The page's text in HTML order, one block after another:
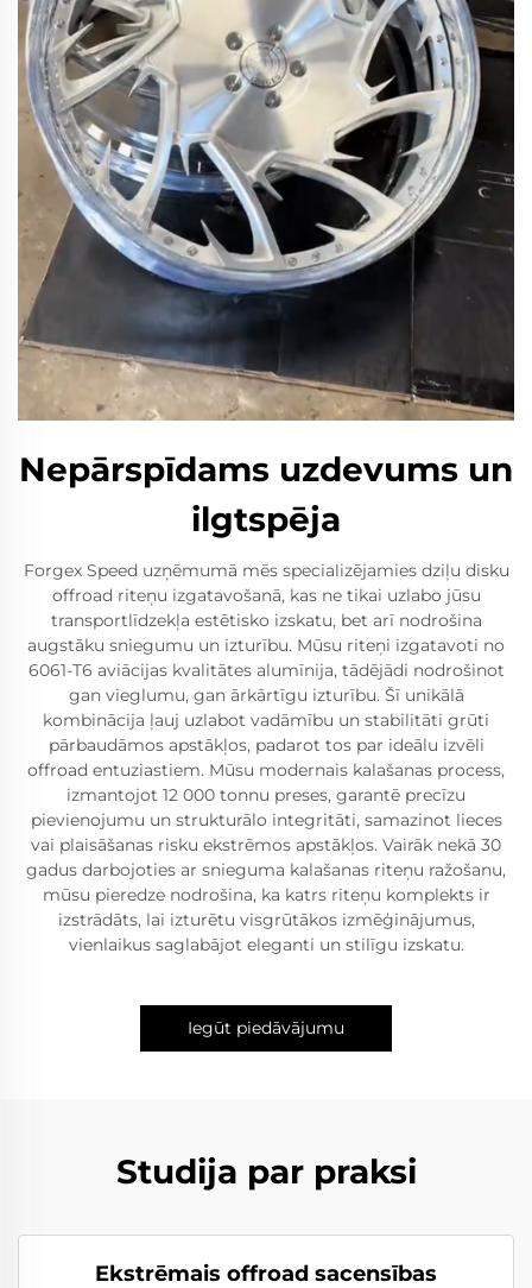
Nepārspīdams uzdevums un
ilgtspēja
Forgex Speed uzņēmumā mēs specializējamies dziļu disku
offroad riteņu izgatavošanā, kas ne tikai uzlabo jūsu
transportlīdzekļa estētisko izskatu, bet arī nodrošina
augstāku sniegumu un izturību. Mūsu riteņi izgatavoti no
6061-T6 aviācijas kvalitātes alumīnija, tādējādi nodrošinot
gan vieglumu, gan ārkārtīgu izturību. Šī unikālā
kombinācija ļauj uzlabot vadāmību un stabilitāti grūti
pārbaudāmos apstākļos, padarot tos par ideālu izvēli
offroad entuziastiem. Mūsu modernais kalašanas process,
izmantojot 12 000 tonnu preses, garantē precīzu
pievienojumu un strukturālo integritāti, samazinot lieces
vai plaisāšanas risku ekstrēmos apstākļos. Vairāk nekā 30
gadus darbojoties ar snieguma kalašanas riteņu ražošanu,
mūsu pieredze nodrošina, ka katrs riteņu komplekts ir
izstrādāts, lai izturētu visgrūtākos izmēģinājumus,
vienlaikus saglabājot eleganti un stilīgu izskatu.
Iegūt piedāvājumu
Studija par praksi
Ekstrēmais offroad sacensības